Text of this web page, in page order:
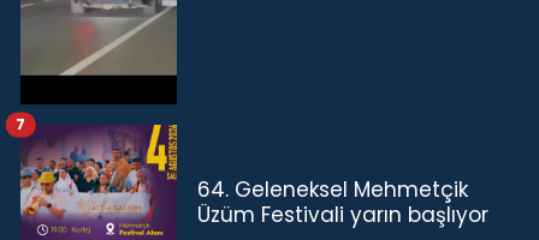
64. Geleneksel Mehmetçik
Üzüm Festivali yarın başlıyor
7